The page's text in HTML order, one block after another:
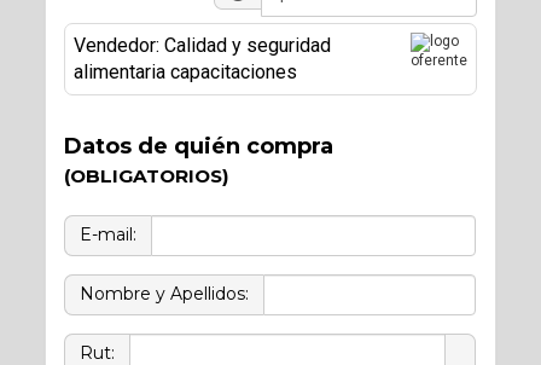
Vendedor: Calidad y seguridad
alimentaria capacitaciones
Datos de quién compra
(OBLIGATORIOS)
E-mail:
Nombre y Apellidos:
Rut: